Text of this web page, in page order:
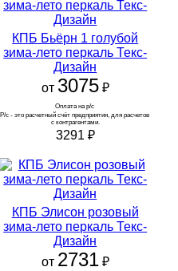
КПБ Бьёрн 1 голубой
зима-лето перкаль Текс-
Дизайн
от 3075₽
Оплата на р/с
Р/с - это расчетный счёт предприятия, для расчетов
с контрагентами.
3291 ₽
КПБ Элисон розовый
зима-лето перкаль Текс-
Дизайн
от 2731₽